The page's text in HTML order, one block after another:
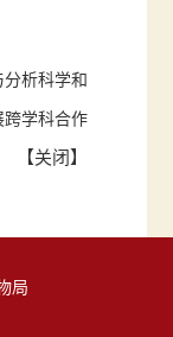
析科学和
跨学科合作
【关闭 】
局